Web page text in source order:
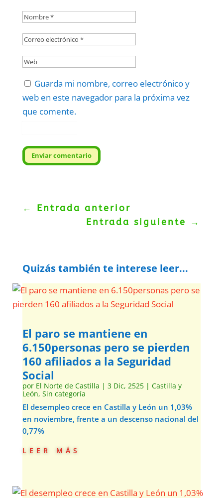
Guarda mi nombre, correo electrónico y
web en este navegador para la próxima vez
que comente.
Enviar comentario
← Entrada anterior
Entrada siguiente
→
Quizás también te interese leer...
El paro se mantiene en
6.150personas pero se pierden
160 afiliados a la Seguridad
Social
por El Norte de Castilla | 3 Dic, 2525| Castilla y
León, Sin categoría
El desempleo crece en Castilla y León un 1,03%
en noviembre, frente a un descenso nacional del
0,77%
leer más